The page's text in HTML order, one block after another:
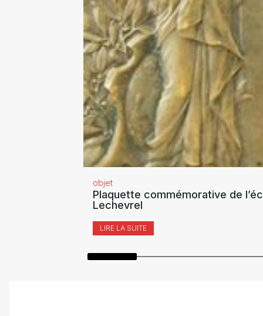
objet
Plaquette commémorative de
Lechevrel
LIRE LA SUITE